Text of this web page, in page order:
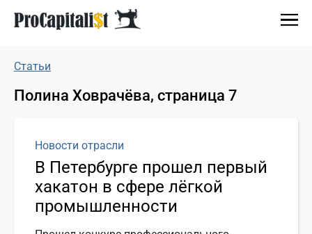
Статьи
Полина Ховрачёва, страница 7
Новости отрасли
В Петербурге прошел первый
хакатон в сфере лёгкой
промышленности